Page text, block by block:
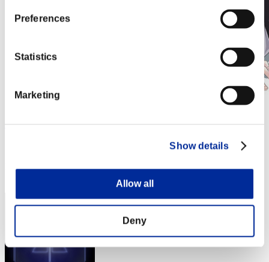
Preferences
Statistics
Marketing
Show details
Allow all
Deny
K9
RANK